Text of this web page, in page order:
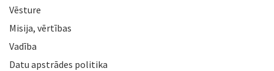
Vēsture
Misija, vērtības
Vadība
Datu apstrādes politika